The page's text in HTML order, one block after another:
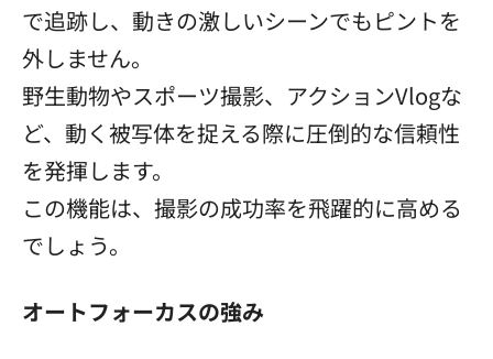
で追跡し、動きの激しいシーンでもピントを
外しません。
野生動物やスポーツ撮影、アクションVlogな
ど、動く被写体を捉える際に圧倒的な信頼性
を発揮します。
この機能は、撮影の成功率を飛躍的に高める
でしょう。
オートフォーカスの強み